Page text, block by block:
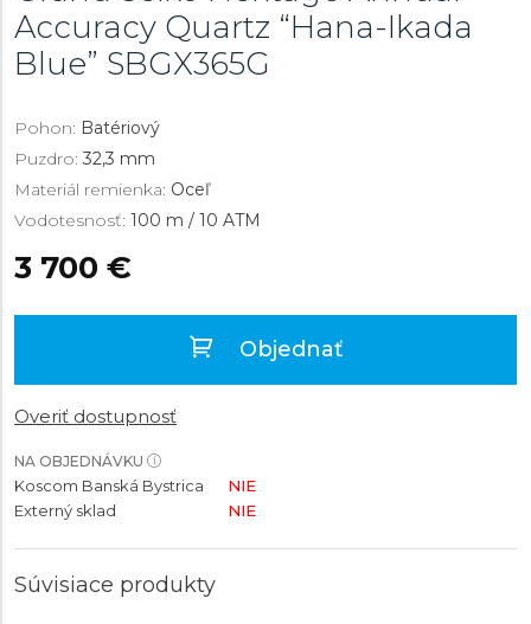
Accuracy Quartz “Hana-Ikada
Blue” SBGX365G
Pohon: Batériový
Puzdro: 32,3 mm
Materiál remienka: Oceľ
Vodotesnosť: 100 m / 10 ATM
3 700 €
Objednať
Overiť dostupnosť
NA OBJEDNÁVKU
Koscom Banská Bystrica
NIE
Externý sklad
NIE
Súvisiace produkty